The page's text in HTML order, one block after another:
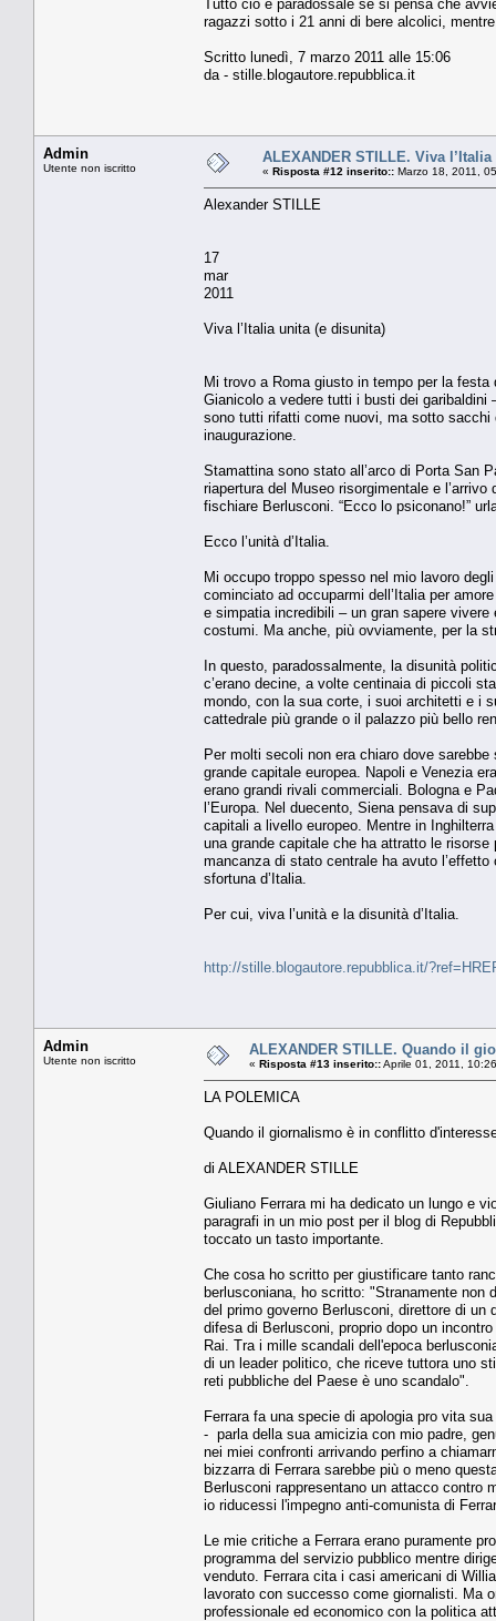
Tutto ciò è paradossale se si pensa che
ragazzi sotto i 21 anni di bere alcolici,
Scritto lunedì, 7 marzo 2011 alle 15:06
da - stille.blogautore.repubblica.it
Admin
Utente non iscritto
ALEXANDER STILLE. Viva
« Risposta #12 inserito:: Marzo 18, 2011,
Alexander STILLE
17
mar
2011
Viva l’Italia unita (e disunita)
Mi trovo a Roma giusto in tempo per la festa
Gianicolo a vedere tutti i busti dei
sono tutti rifatti come nuovi, ma sotto sacchi
inaugurazione.
Stamattina sono stato all’arco di Porta San
riapertura del Museo risorgimentale e
fischiare Berlusconi. “Ecco lo psiconano!”
Ecco l’unità d’Italia.
Mi occupo troppo spesso nel mio lavoro
cominciato ad occuparmi dell’Italia per
e simpatia incredibili – un gran sapere
costumi. Ma anche, più ovviamente, per la
In questo, paradossalmente, la disunità
c’erano decine, a volte centinaia di piccoli
mondo, con la sua corte, i suoi architetti e i
cattedrale più grande o il palazzo più bello
Per molti secoli non era chiaro dove
grande capitale europea. Napoli e Venezia
erano grandi rivali commerciali. Bologna e
l’Europa. Nel duecento, Siena pensava di
capitali a livello europeo. Mentre in
una grande capitale che ha attratto le
mancanza di stato centrale ha avuto
sfortuna d’Italia.
Per cui, viva l’unità e la disunità d’Italia.
http://stille.blogautore.repubblica.it/
Admin
Utente non iscritto
ALEXANDER STILLE. Quando il
« Risposta #13 inserito::Aprile 01, 2011,
LA POLEMICA
Quando il giornalismo è in conflitto
di ALEXANDER STILLE
Giuliano Ferrara mi ha dedicato un lungo e
paragrafi in un mio post per il blog di
toccato un tasto importante.
Che cosa ho scritto per giustificare tanto
berlusconiana, ho scritto: "Stranamente non
del primo governo Berlusconi, direttore di
difesa di Berlusconi, proprio dopo un
Rai. Tra i mille scandali dell'epoca
di un leader politico, che riceve tuttora uno
reti pubbliche del Paese è uno scandalo".
Ferrara fa una specie di apologia pro vita
- parla della sua amicizia con mio padre,
nei miei confronti arrivando perfino a
bizzarra di Ferrara sarebbe più o meno
Berlusconi rappresentano un attacco contro
io riducessi l'impegno anti-comunista di
Le mie critiche a Ferrara erano puramente
programma del servizio pubblico mentre
venduto. Ferrara cita i casi americani di
lavorato con successo come giornalisti. Ma
professionale ed economico con la politica